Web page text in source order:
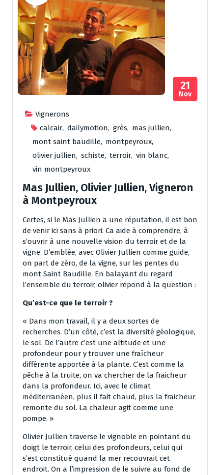
Vignerons
calcair, dailymotion, grès, mas jullien,
mont saint baudille, montpeyroux,
olivier jullien, schiste, terroir, vin blanc,
vin montpeyroux
21
Nov
Mas Jullien, Olivier Jullien, Vigneron
à Montpeyroux
Certes, si le Mas Jullien a une réputation, il est bon
de venir ici sans à priori. Ca aide à comprendre, à
s’ouvrir à une nouvelle vision du terroir et de la
vigne. D’emblée, avec Olivier Jullien comme guide,
on part de zéro, de la vigne, sur les pentes du
mont Saint Baudille. En balayant du regard
l’ensemble du terroir, olivier répond à la question :
Qu’est-ce que le terroir ?
« Dans mon travail, il y a deux sortes de
recherches. D’un côté, c’est la diversité géologique,
le sol. De l’autre c’est une altitude et une
profondeur pour y trouver une fraîcheur
différente apportée à la plante. C’est comme la
pêche à la truite, on va chercher de la fraicheur
dans la profondeur. Ici, avec le climat
méditerranéen, plus il fait chaud, plus la fraicheur
remonte du sol. La chaleur agit comme une
pompe. »
Olivier Jullien traverse le vignoble en pointant du
doigt le terroir, celui des profondeurs, celui qui
s’est constitué quand la mer recouvrait cet
endroit. On a l’impression de le suivre au fond de